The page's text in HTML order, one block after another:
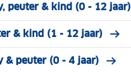
peuter & kind (0 - 12 jaar)
& kind (1 - 12 jaar)
& peuter (0 - 4 jaar)